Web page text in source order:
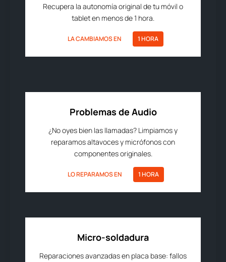
Recupera la autonomía original de tu móvil o
tablet en menos de 1 hora.
LA CAMBIAMOS EN 1 HORA
Problemas de Audio
¿No oyes bien las llamadas? Limpiamos y
reparamos altavoces y micrófonos con
componentes originales.
LO REPARAMOS EN 1 HORA
Micro-soldadura
Reparaciones avanzadas en placa base: fallos